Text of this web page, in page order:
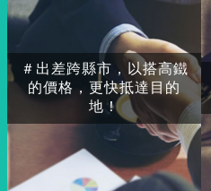
＃出差跨縣市，以搭高鐵
的價格，更快抵達目的
地！